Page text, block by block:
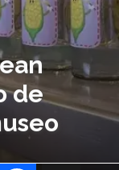
de
X
Facebook